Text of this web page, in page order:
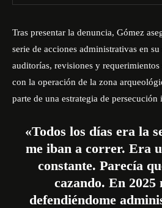
Tras presentar la denuncia, Gómez
serie de acciones administrativas en
auditorías, revisiones y requerimientos
con la operación de la zona
parte de una estrategia de persecución
«Todos los días era la
me iban a correr. Era
constante. Parecía
cazando. En 2025
defendiéndome